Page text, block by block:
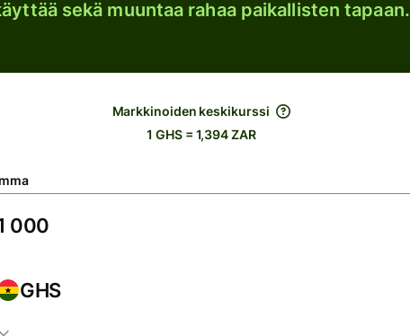
sekä muuntaa rahaa paikallisten tapaan.
Markkinoiden keskikurssi
1 GHS = 1,394 ZAR
GHS